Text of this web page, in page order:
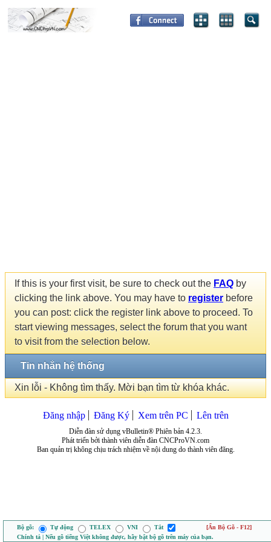
If this is your first visit, be sure to check out the FAQ by
clicking the link above. You may have to register before
you can post: click the register link above to proceed. To
start viewing messages, select the forum that you want
to visit from the selection below.
Tin nhắn hệ thống
Xin lỗi - Không tìm thấy. Mời bạn tìm từ khóa khác.
Đăng nhập Đăng Ký Xem trên PC Lên trên
Diễn đàn sử dụng vBulletin® Phiên bản 4.2.3.
Phát triển bởi thành viên diễn đàn CNCProVN.com
Ban quản trị không chịu trách nhiệm về nội dung do thành viên đăng.
Bộ gõ: Tự động TELEX VNI Tắt
[Ẩn Bộ Gõ - F12]
Chính tả | Nếu gõ tiếng Việt không được, hãy bật bộ gõ trên máy của bạn.